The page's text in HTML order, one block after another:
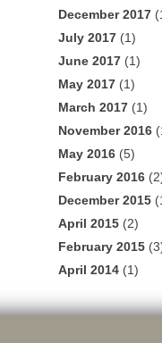
December 2017
July 2017 (1)
June 2017 (1)
May 2017 (1)
March 2017 (1)
November 2016
May 2016 (5)
February 2016
December 2015
April 2015 (2)
February 2015
April 2014 (1)